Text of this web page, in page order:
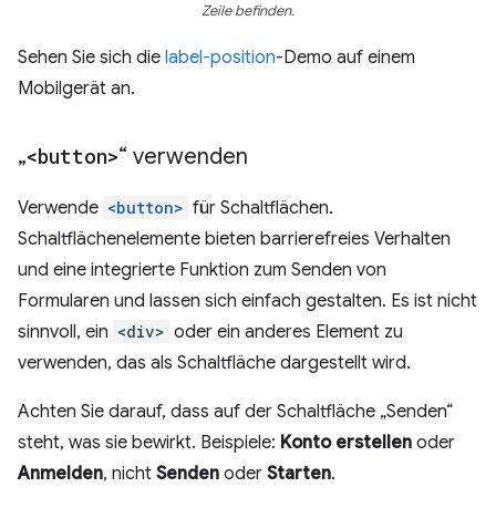
Zeile befinden.
Sehen Sie sich die label-position-Demo auf einem
Mobilgerät an.
„<button>“ verwenden
Verwende <button> für Schaltflächen.
Schaltflächenelemente bieten barrierefreies Verhalten
und eine integrierte Funktion zum Senden von
Formularen und lassen sich einfach gestalten. Es ist nicht
sinnvoll, ein <div> oder ein anderes Element zu
verwenden, das als Schaltfläche dargestellt wird.
Achten Sie darauf, dass auf der Schaltfläche „Senden“
steht, was sie bewirkt. Beispiele: Konto erstellen oder
Anmelden, nicht Senden oder Starten.